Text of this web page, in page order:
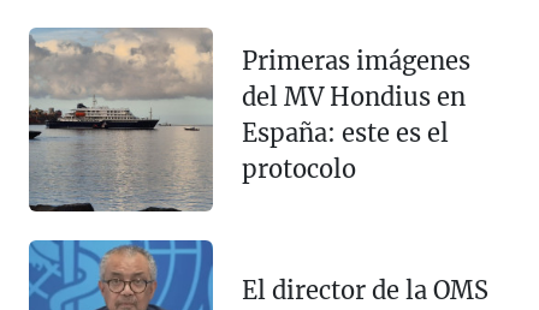
Primeras imágenes
del MV Hondius en
España: este es el
protocolo
El director de la OMS